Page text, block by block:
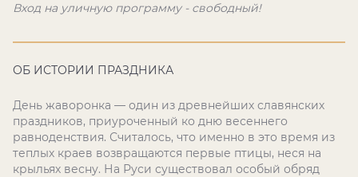
Вход на уличную программу - свободный!
ОБ ИСТОРИИ ПРАЗДНИКА
День жаворонка — один из древнейших славянских
праздников, приуроченный ко дню весеннего
равноденствия. Считалось, что именно в это время из
теплых краев возвращаются первые птицы, неся на
крыльях весну. На Руси существовал особый обряд